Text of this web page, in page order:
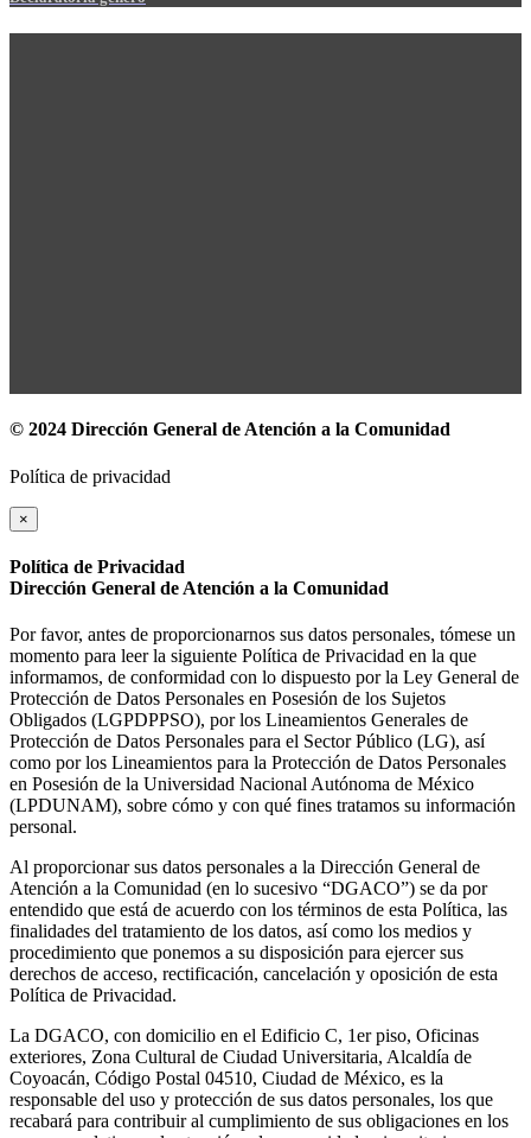
© 2024 Dirección General de Atención a la Comunidad
Política de privacidad
×
Política de Privacidad
Dirección General de Atención a la Comunidad
Por favor, antes de proporcionarnos sus datos personales, tómese un
momento para leer la siguiente Política de Privacidad en la que
informamos, de conformidad con lo dispuesto por la Ley General de
Protección de Datos Personales en Posesión de los Sujetos
Obligados (LGPDPPSO), por los Lineamientos Generales de
Protección de Datos Personales para el Sector Público (LG), así
como por los Lineamientos para la Protección de Datos Personales
en Posesión de la Universidad Nacional Autónoma de México
(LPDUNAM), sobre cómo y con qué fines tratamos su información
personal.
Al proporcionar sus datos personales a la Dirección General de
Atención a la Comunidad (en lo sucesivo “DGACO”) se da por
entendido que está de acuerdo con los términos de esta Política, las
finalidades del tratamiento de los datos, así como los medios y
procedimiento que ponemos a su disposición para ejercer sus
derechos de acceso, rectificación, cancelación y oposición de esta
Política de Privacidad.
La DGACO, con domicilio en el Edificio C, 1er piso, Oficinas
exteriores, Zona Cultural de Ciudad Universitaria, Alcaldía de
Coyoacán, Código Postal 04510, Ciudad de México, es la
responsable del uso y protección de sus datos personales, los que
recabará para contribuir al cumplimiento de sus obligaciones en los